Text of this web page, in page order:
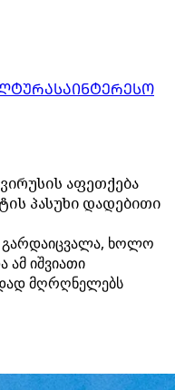
ᲡᲐᲘᲜᲢᲔᲠᲔᲡᲝ
აფეთქება
პასუხი დადებითი
გარდაიცვალა, ხოლო
ამ იშვიათი
მღრღნელებს